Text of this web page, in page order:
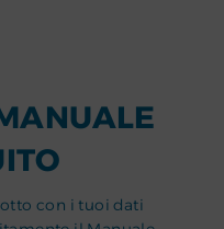
con i tuoi dati